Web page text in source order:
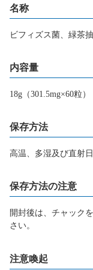
名称
ビフィズス菌、緑茶
内容量
18g（301.5mg×60粒）
保存方法
高温、多湿及び直射
保存方法の注意
開封後は、チャック
さい。
注意喚起